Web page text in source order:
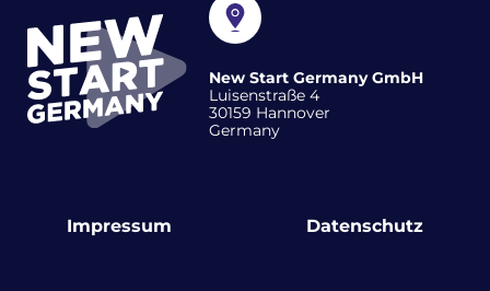
New Start Germany GmbH
Luisenstraße 4
30159 Hannover
Germany
Impressum Datenschutz